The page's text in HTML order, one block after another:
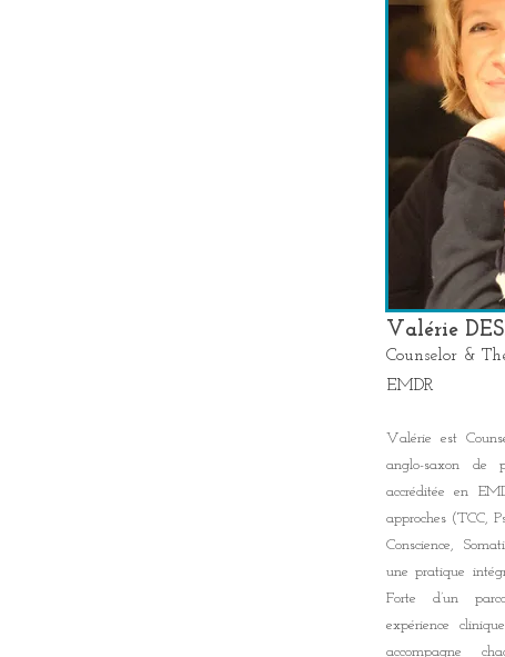
Valérie
Counselor &
EMDR
Valérie est
anglo-saxon de
accréditée en
approches (TCC,
Conscience,
une pratique
Forte d’un
expérience
accompagne